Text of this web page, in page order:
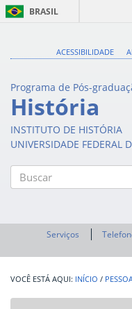
BRASIL
ACESSIBILIDADE
Programa de Pós-
História
INSTITUTO DE HISTÓRIA
UNIVERSIDADE FEDERAL
Serviços
INÍCIO /